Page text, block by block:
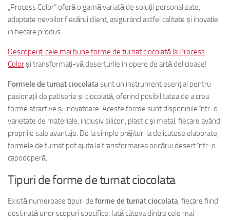
„Process Color” oferă o gamă variată de soluții personalizate,
adaptate nevoilor fiecărui client, asigurând astfel calitate și inovație
în fiecare produs.
Descoperiți cele mai bune forme de turnat ciocolată la Process
Colorși transformați-vă deserturile în opere de artă delicioase!
Formele de turnat ciocolatasunt un instrument esențial pentru
pasionații de patiserie și ciocolată, oferind posibilitatea de a crea
forme atractive și inovatoare. Aceste forme sunt disponibile într-o
varietate de materiale, inclusiv silicon, plastic și metal, fiecare având
propriile sale avantaje. De la simple prăjituri la delicatese elaborate,
formele de turnat pot ajuta la transformarea oricărui desert într-o
capodoperă.
Tipuri de forme de turnat ciocolata
Există numeroase tipuri de forme de turnat ciocolata, fiecare fiind
destinată unor scopuri specifice. Iată câteva dintre cele mai